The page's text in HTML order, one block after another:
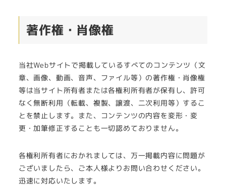
著作権・肖像権
当社Webサイトで掲載しているすべてのコンテンツ（文
章、画像、動画、音声、ファイル等）の著作権・肖像権
等は当サイト所有者または各権利所有者が保有し、許可
なく無断利用（転載、複製、譲渡、二次利用等）するこ
とを禁止します。また、コンテンツの内容を変形・変
更・加筆修正することも一切認めておりません。
各権利所有者におかれましては、万一掲載内容に問題が
ございましたら、ご本人様よりお問い合わせください。
迅速に対応いたします。